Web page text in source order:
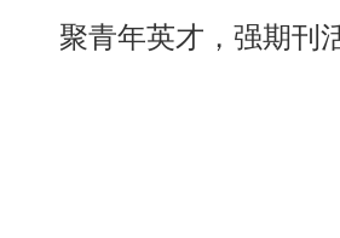
聚青年英才，强期刊